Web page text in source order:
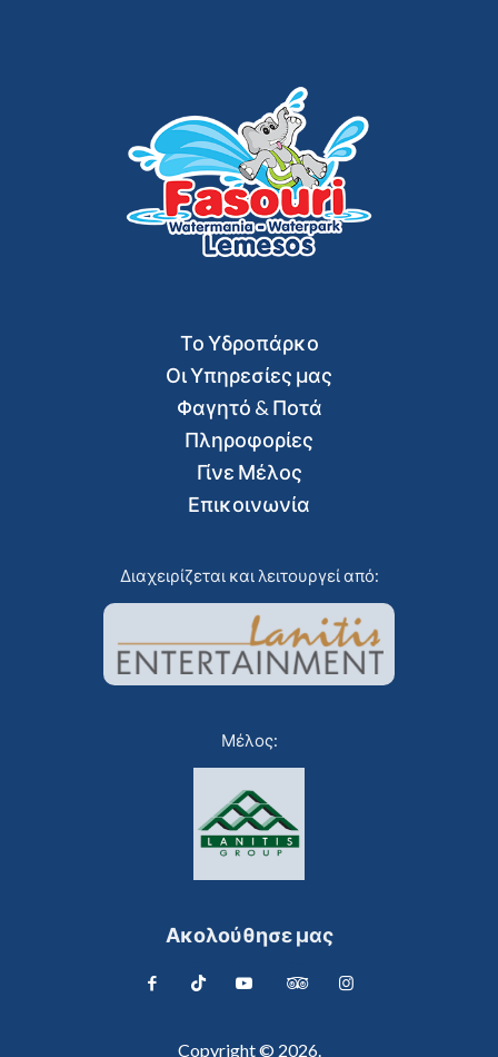
Το Υδροπάρκο
Οι Υπηρεσίες μας
Φαγητό & Ποτά
Πληροφορίες
Γίνε Μέλος
Επικοινωνία
Διαχειρίζεται και λειτουργεί από:
Μέλος:
Ακολούθησε μας
Copyright © 2026.